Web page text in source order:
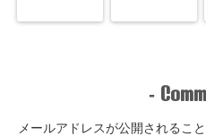
-
メールアドレスが公開されるこ